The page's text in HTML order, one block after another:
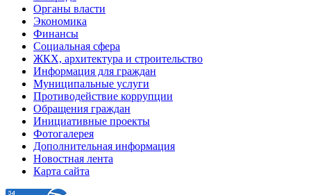
Органы власти
Экономика
Финансы
Социальная сфера
ЖКХ, архитектура и строительство
Информация для граждан
Муниципальные услуги
Противодействие коррупции
Обращения граждан
Инициативные проекты
Фотогалерея
Дополнительная информация
Новостная лента
Карта сайта